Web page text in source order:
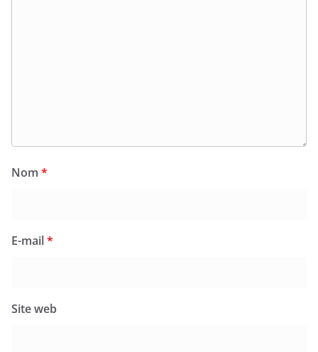
Nom *
E-mail*
Site web